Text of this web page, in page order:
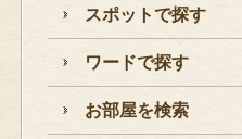
スポットで探す
ワードで探す
お部屋を検索